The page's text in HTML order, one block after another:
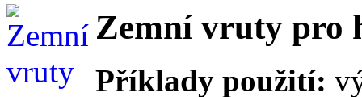
Zemní vruty pro
Příklady použití: